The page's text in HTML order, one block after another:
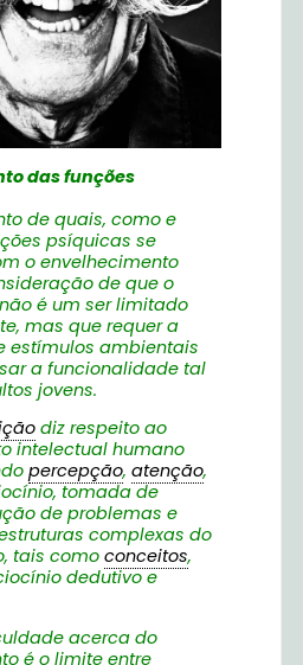
das funções
de quais, como e
psíquicas se
o envelhecimento
de que o
é um ser limitado
mas que requer a
estímulos ambientais
a funcionalidade tal
jovens.
diz respeito ao
intelectual humano
percepção, atenção,
tomada de
de problemas e
complexas do
tais comoconceitos,
dedutivo e
acerca do
é o limite entre